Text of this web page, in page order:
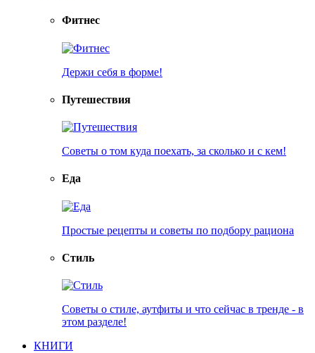
Фитнес
Держи себя в форме!
Путешествия
Советы о том куда поехать, за сколько и с кем!
Еда
Простые рецепты и советы по подбору рациона
Стиль
Советы о стиле, аутфиты и что сейчас в тренде - в
этом разделе!
КНИГИ